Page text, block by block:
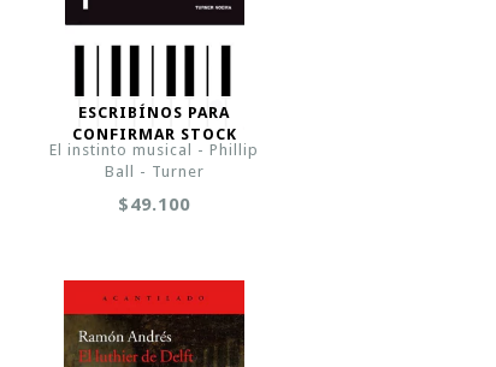
ESCRIBÍNOS PARA
CONFIRMAR STOCK
El instinto musical - Phillip
Ball - Turner
$49.100